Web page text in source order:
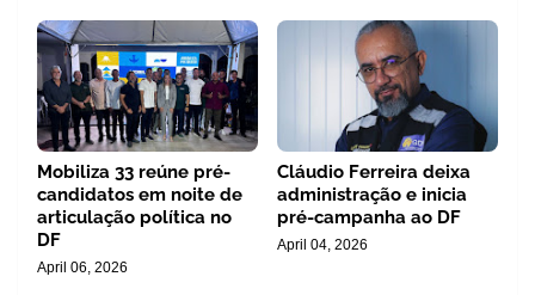
Mobiliza 33 reúne pré-
candidatos em noite de
articulação política no
DF
April 06, 2026
Cláudio Ferreira deixa
administração e inicia
pré-campanha ao DF
April 04, 2026